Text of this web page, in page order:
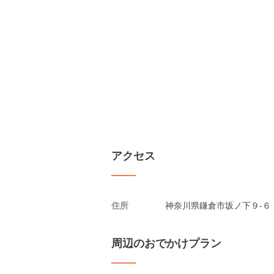
アクセス
住所 神奈川県鎌倉市坂ノ下９-６
周辺のおでかけプラン